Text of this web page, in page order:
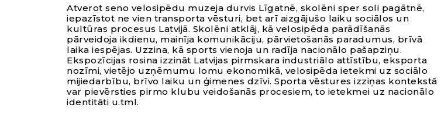
Atverot seno velosipēdu muzeja durvis Līgatnē, skolēni sper soli pagātnē,
iepazīstot ne vien transporta vēsturi, bet arī aizgājušo laiku sociālos un
kultūras procesus Latvijā. Skolēni atklāj, kā velosipēda parādīšanās
pārveidoja ikdienu, mainīja komunikāciju, pārvietošanās paradumus, brīvā
laika iespējas. Uzzina, kā sports vienoja un radīja nacionālo pašapziņu.
Ekspozīcijas rosina izzināt Latvijas pirmskara industriālo attīstību, eksporta
nozīmi, vietējo uzņēmumu lomu ekonomikā, velosipēda ietekmi uz sociālo
mijiedarbību, brīvo laiku un ģimenes dzīvi. Sporta vēstures izziņas kontekstā
var pievērsties pirmo klubu veidošanās procesiem, to ietekmei uz nacionālo
identitāti u.tml.